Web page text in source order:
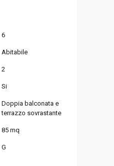
6
Abitabile
2
Si
Doppia balconata e
terrazzo sovrastante
85 mq
G